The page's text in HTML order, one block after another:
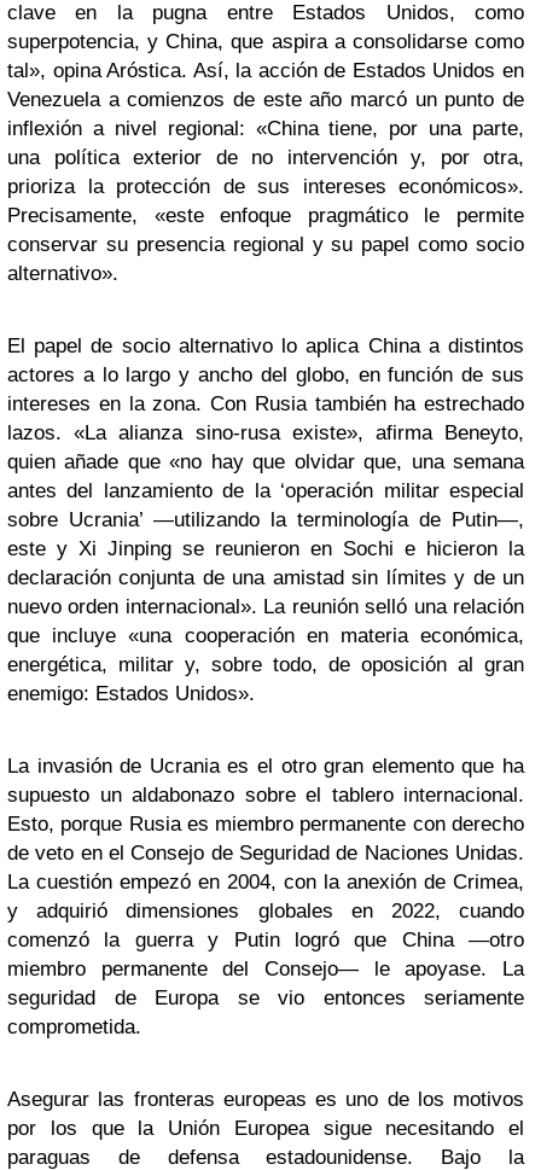
clave en la pugna entre Estados Unidos, como
superpotencia, y China, que aspira a consolidarse como
tal», opina Aróstica. Así, la acción de Estados Unidos en
Venezuela a comienzos de este año marcó un punto de
inflexión a nivel regional: «China tiene, por una parte,
una política exterior de no intervención y, por otra,
prioriza la protección de sus intereses económicos».
Precisamente, «este enfoque pragmático le permite
conservar su presencia regional y su papel como socio
alternativo».
El papel de socio alternativo lo aplica China a distintos
actores a lo largo y ancho del globo, en función de sus
intereses en la zona. Con Rusia también ha estrechado
lazos. «La alianza sino-rusa existe», afirma Beneyto,
quien añade que «no hay que olvidar que, una semana
antes del lanzamiento de la ‘operación militar especial
sobre Ucrania’ —utilizando la terminología de Putin—,
este y Xi Jinping se reunieron en Sochi e hicieron la
declaración conjunta de una amistad sin límites y de un
nuevo orden internacional». La reunión selló una relación
que incluye «una cooperación en materia económica,
energética, militar y, sobre todo, de oposición al gran
enemigo: Estados Unidos».
La invasión de Ucrania es el otro gran elemento que ha
supuesto un aldabonazo sobre el tablero internacional.
Esto, porque Rusia es miembro permanente con derecho
de veto en el Consejo de Seguridad de Naciones Unidas.
La cuestión empezó en 2004, con la anexión de Crimea,
y adquirió dimensiones globales en 2022, cuando
comenzó la guerra y Putin logró que China —otro
miembro permanente del Consejo— le apoyase. La
seguridad de Europa se vio entonces seriamente
comprometida.
Asegurar las fronteras europeas es uno de los motivos
por los que la Unión Europea sigue necesitando el
paraguas de defensa estadounidense. Bajo la